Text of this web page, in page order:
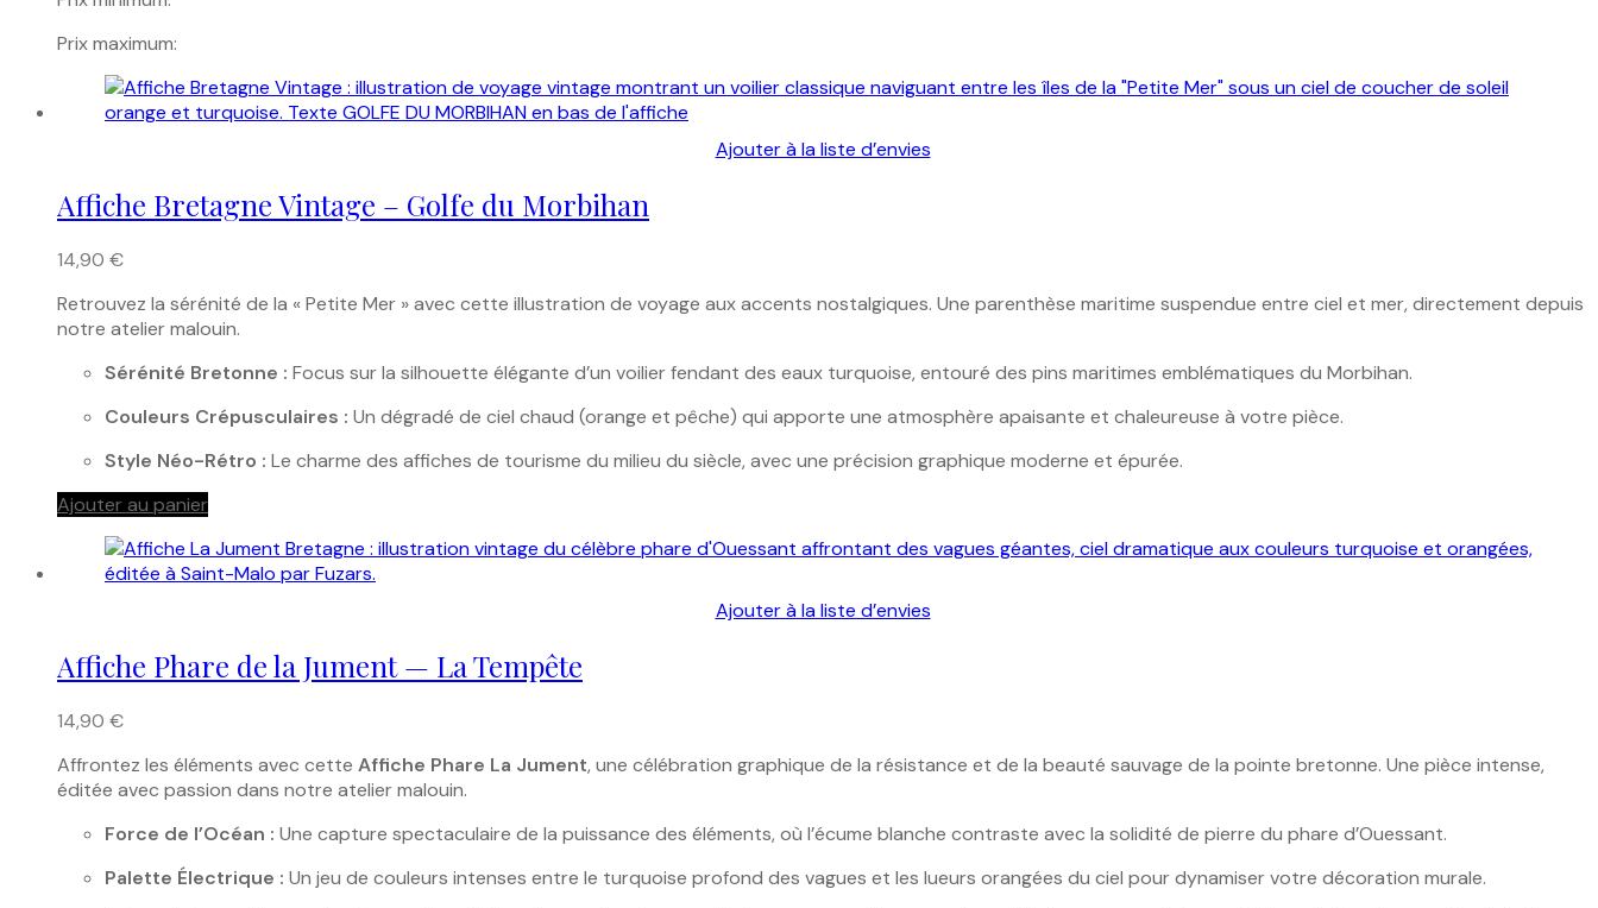
Prix maximum:
Ajouter à la liste d’envies
Affiche Bretagne Vintage – Golfe du Morbihan
14,90 €
Retrouvez la sérénité de la « Petite Mer » avec cette illustration de voyage aux accents nostalgiques. Une parenthèse maritime suspendue entre ciel et mer, directement depuis
notre atelier malouin.
Sérénité Bretonne : Focus sur la silhouette élégante d’un voilier fendant des eaux turquoise, entouré des pins maritimes emblématiques du Morbihan.
Couleurs Crépusculaires : Un dégradé de ciel chaud (orange et pêche) qui apporte une atmosphère apaisante et chaleureuse à votre pièce.
Style Néo-Rétro : Le charme des affiches de tourisme du milieu du siècle, avec une précision graphique moderne et épurée.
Ajouter au panier
Ajouter à la liste d’envies
Affiche Phare de la Jument — La Tempête
14,90 €
Affrontez les éléments avec cette Affiche Phare La Jument, une célébration graphique de la résistance et de la beauté sauvage de la pointe bretonne. Une pièce intense,
éditée avec passion dans notre atelier malouin.
Force de l’Océan : Une capture spectaculaire de la puissance des éléments, où l’écume blanche contraste avec la solidité de pierre du phare d’Ouessant.
Palette Électrique : Un jeu de couleurs intenses entre le turquoise profond des vagues et les lueurs orangées du ciel pour dynamiser votre décoration murale.